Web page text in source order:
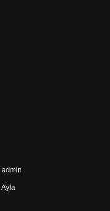
admin
Ayla